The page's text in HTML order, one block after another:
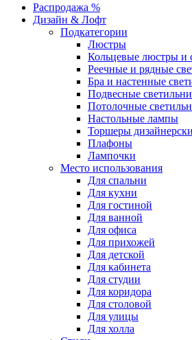
Распродажа %
Дизайн & Лофт
Подкатегории
Люстры
Кольцевые люстры и
Реечные и рядные
Бра и настенные
Подвесные
Потолочные
Настольные лампы
Торшеры
Плафоны
Лампочки
Место использования
Для спальни
Для кухни
Для гостиной
Для ванной
Для офиса
Для прихожей
Для детской
Для кабинета
Для студии
Для коридора
Для столовой
Для улицы
Для холла